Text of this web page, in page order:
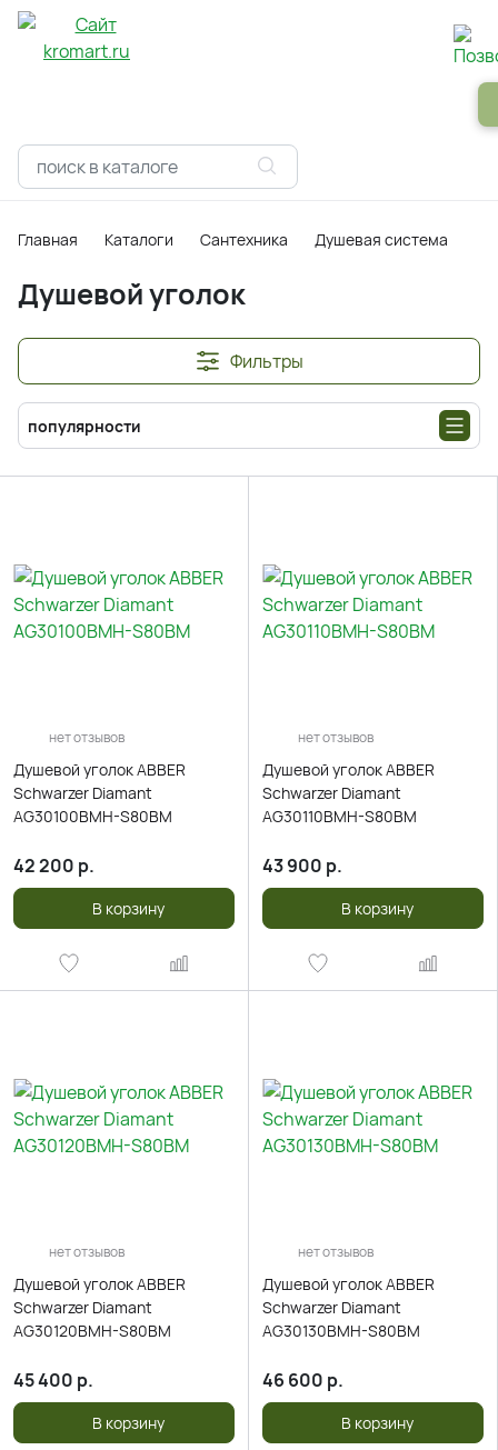
Главная Каталоги Сантехника Душевая система
Душевой уголок
Фильтры
популярности
нет отзывов
Душевой уголок ABBER
Schwarzer Diamant
AG30100BMH-S80BM
42 200 р.
В корзину
нет отзывов
Душевой уголок ABBER
Schwarzer Diamant
AG30110BMH-S80BM
43 900 р.
В корзину
нет отзывов
Душевой уголок ABBER
Schwarzer Diamant
AG30120BMH-S80BM
45 400 р.
В корзину
нет отзывов
Душевой уголок ABBER
Schwarzer Diamant
AG30130BMH-S80BM
46 600 р.
В корзину